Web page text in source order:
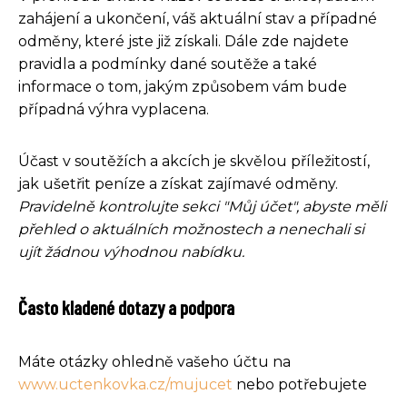
zahájení a ukončení, váš aktuální stav a případné
odměny, které jste již získali. Dále zde najdete
pravidla a podmínky dané soutěže a také
informace o tom, jakým způsobem vám bude
případná výhra vyplacena.
Účast v soutěžích a akcích je skvělou příležitostí,
jak ušetřit peníze a získat zajímavé odměny.
Pravidelně kontrolujte sekci "Můj účet", abyste měli
přehled o aktuálních možnostech a nenechali si
ujít žádnou výhodnou nabídku.
Často kladené dotazy a podpora
Máte otázky ohledně vašeho účtu na
www.uctenkovka.cz/mujucet nebo potřebujete